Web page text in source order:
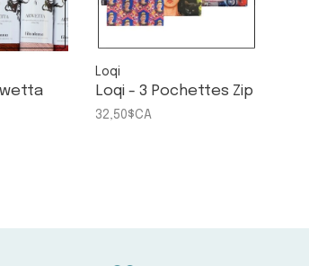
Loqi
Loqi - 3 Pochettes Zip
32,50$CA